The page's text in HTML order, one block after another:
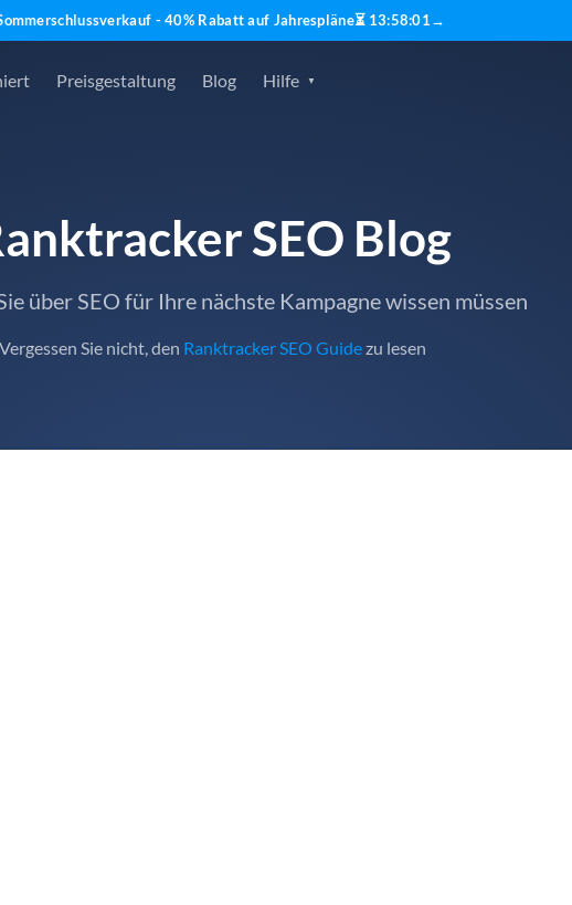
- 40% Rabatt auf Jahrespläne⏳ 13:58:00→
Preisgestaltung Blog Hilfe
SEO Blog
über SEO für Ihre nächste Kampagne wissen müssen
Vergessen Sie nicht, den Ranktracker SEO Guidezu lesen